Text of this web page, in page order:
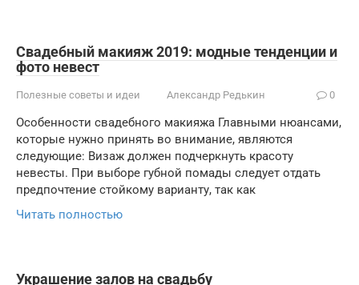
Свадебный макияж 2019: модные тенденции и
фото невест
Полезные советы и идеи Александр Редькин 0
Особенности свадебного макияжа Главными нюансами,
которые нужно принять во внимание, являются
следующие: Визаж должен подчеркнуть красоту
невесты. При выборе губной помады следует отдать
предпочтение стойкому варианту, так как
Читать полностью
Украшение залов на свадьбу